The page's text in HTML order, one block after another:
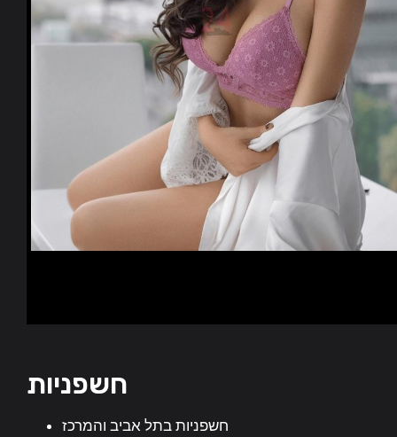
חשפניות
חשפניות בתל אביב והמרכז